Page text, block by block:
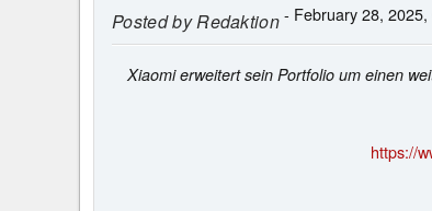
Posted byRedaktion- February 28,
Xiaomi erweitert sein Portfolio um einen
https://